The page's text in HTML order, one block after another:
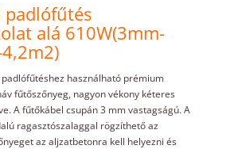
padlófűtés
alá 610W(3mm-
használható prémium
fűtőszőnyeg, nagyon vékony kéteres
A fűtőkábel csupán 3 mm vastagságú. A
ragasztószalaggal rögzíthető az
az aljzatbetonra kell helyezni és